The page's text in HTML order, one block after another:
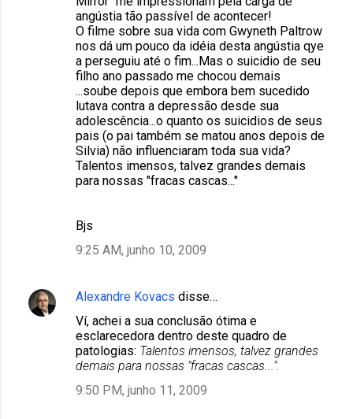
angústia tão passível de acontecer!
O filme sobre sua vida com Gwyneth Paltrow
nos dá um pouco da idéia desta angústia qye
a perseguiu até o fim...Mas o suicidio de seu
filho ano passado me chocou demais
...soube depois que embora bem sucedido
lutava contra a depressão desde sua
adolescência...o quanto os suicidios de seus
pais (o pai também se matou anos depois de
Silvia) não influenciaram toda sua vida?
Talentos imensos, talvez grandes demais
para nossas "fracas cascas..."
Bjs
9:25 AM, junho 10, 2009
Alexandre Kovacs disse…
Ví, achei a sua conclusão ótima e
esclarecedora dentro deste quadro de
patologias: Talentos imensos, talvez grandes
demais para nossas "fracas cascas...".
9:50 PM, junho 11, 2009